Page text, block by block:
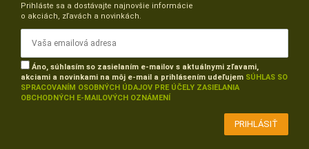
Prihláste sa a dostávajte najnovšie informácie
o akciách, zľavách a novinkách.
Áno, súhlasím so zasielaním e-mailov s aktuálnymi zľavami,
akciami a novinkami na môj e-mail a prihlásením udeľujem SÚHLAS SO
SPRACOVANÍM OSOBNÝCH ÚDAJOV PRE ÚČELY ZASIELANIA
OBCHODNÝCH E-MAILOVÝCH OZNÁMENÍ